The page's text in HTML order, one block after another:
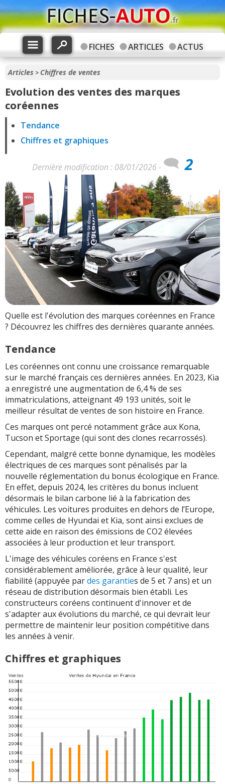
FICHES ARTICLES ACTUS
Articles > Chiffres de ventes
Evolution des ventes des marques
coréennes
Tendance
Chiffres et graphiques
Dernière modification : 08/01/2026 - 2
Quelle est l'évolution des marques coréennes en France
? Découvrez les chiffres des dernières quarante années.
Tendance
Les coréennes ont connu une croissance remarquable
sur le marché français ces dernières années. En 2023, Kia
a enregistré une augmentation de 6,4 % de ses
immatriculations, atteignant 49 193 unités, soit le
meilleur résultat de ventes de son histoire en France.
Ces marques ont percé notamment grâce aux Kona,
Tucson et Sportage (qui sont des clones recarrossés).
Cependant, malgré cette bonne dynamique, les modèles
électriques de ces marques sont pénalisés par la
nouvelle réglementation du bonus écologique en France.
En effet, depuis 2024, les critères du bonus incluent
désormais le bilan carbone lié à la fabrication des
véhicules. Les voitures produites en dehors de l’Europe,
comme celles de Hyundai et Kia, sont ainsi exclues de
cette aide en raison des émissions de CO2 élevées
associées à leur production et leur transport.
L'image des véhicules coréens en France s'est
considérablement améliorée, grâce à leur qualité, leur
fiabilité (appuyée pardes garanties de 5 et 7 ans) et un
réseau de distribution désormais bien établi. Les
constructeurs coréens continuent d'innover et de
s'adapter aux évolutions du marché, ce qui devrait leur
permettre de maintenir leur position compétitive dans
les années à venir.
Chiffres et graphiques